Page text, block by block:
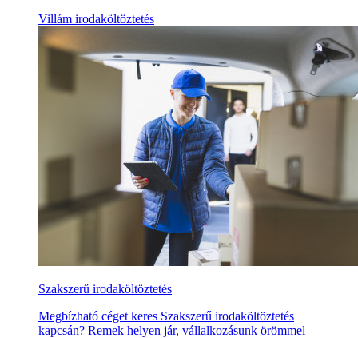
Villám irodaköltöztetés
Szakszerű irodaköltöztetés
Megbízható céget keres Szakszerű irodaköltöztetés
kapcsán? Remek helyen jár, vállalkozásunk örömmel